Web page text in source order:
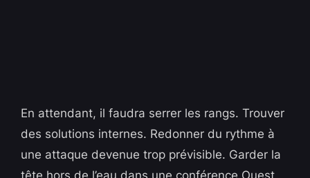
En attendant, il faudra serrer les rangs. Trouver
des solutions internes. Redonner du rythme à
une attaque devenue trop prévisible. Garder la